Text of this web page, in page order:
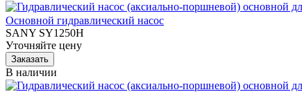
Основной гидравлический насос
SANY SY1250H
Уточняйте цену
В наличии